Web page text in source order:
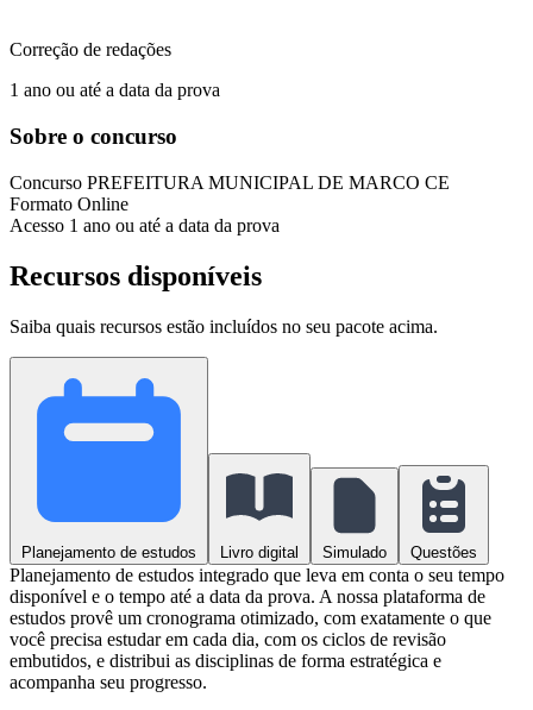
Correção de redações
1 ano ou até a data da prova
Sobre o concurso
Concurso PREFEITURA MUNICIPAL DE MARCO CE
Formato Online
Acesso 1 ano ou até a data da prova
Recursos disponíveis
Saiba quais recursos estão incluídos no seu pacote acima.
Planejamento de estudos Livro digital Simulado Questões
Planejamento de estudos integrado que leva em conta o seu tempo
disponível e o tempo até a data da prova. A nossa plataforma de
estudos provê um cronograma otimizado, com exatamente o que
você precisa estudar em cada dia, com os ciclos de revisão
embutidos, e distribui as disciplinas de forma estratégica e
acompanha seu progresso.